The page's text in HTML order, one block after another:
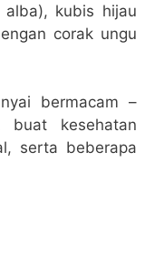
kubis hijau
corak ungu
bermacam –
kesehatan
serta beberapa